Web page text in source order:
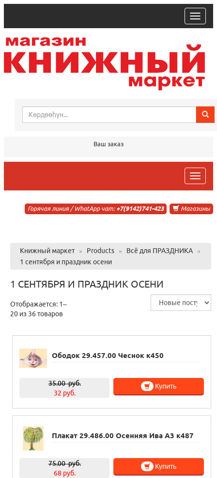
trk
Ваш заказ
trk
Магазины
Горячая линия / WhatApp чат: +7(9142)741-423
Книжный маркет » Products » Всё для ПРАЗДНИКА
»
1 сентября и праздник осени
1 СЕНТЯБРЯ И ПРАЗДНИК ОСЕНИ
Отображается: 1–
20 из 36 товаров
Ободок 29.457.00 Чеснок к450
35.00руб.
32 руб.
Купить
Плакат 29.486.00 Осенняя Ива А3 к487
75.00руб.
68 руб.
Купить